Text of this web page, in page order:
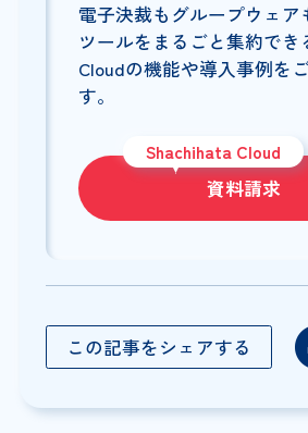
電子決裁もグループウェア
ツールをまるごと集約でき
Cloudの機能や導入事例を
す。
Shachihata Cloud
資料請求
この記事をシェアする